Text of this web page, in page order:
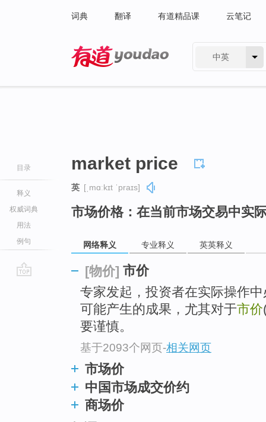
词典 翻译 有道精品课 云笔记
中英
目录
释义
权威词典
用法
例句
market price
英 [ˌmɑːkɪt ˈpraɪs]
市场价格：在当前市场交易中实
网络释义 专业释义 英英释义
[物价] 市价
专家发起，投资者在实际操作
可能产生的成果，尤其对于市价
要谨慎。
基于2093个网页-相关网页
市场价
中国市场成交价约
商场价